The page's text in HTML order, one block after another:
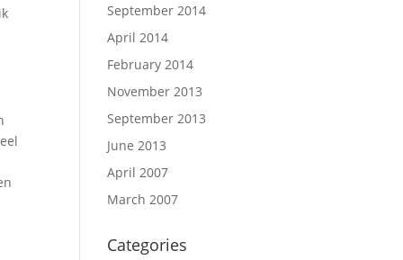
September 2014
April 2014
February 2014
November 2013
September 2013
June 2013
April 2007
March 2007
Categories